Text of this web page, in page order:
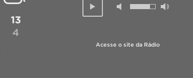
13
4
Acesse o site da Rádio